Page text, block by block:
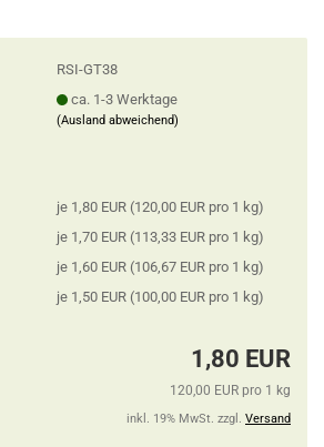
RSI-GT38
ca. 1-3 Werktage
(Ausland abweichend)
je 1,80 EUR (120,00 EUR pro 1 kg)
je 1,70 EUR (113,33 EUR pro 1 kg)
je 1,60 EUR (106,67 EUR pro 1 kg)
je 1,50 EUR (100,00 EUR pro 1 kg)
1,80 EUR
120,00 EUR pro 1 kg
inkl. 19% MwSt. zzgl. Versand